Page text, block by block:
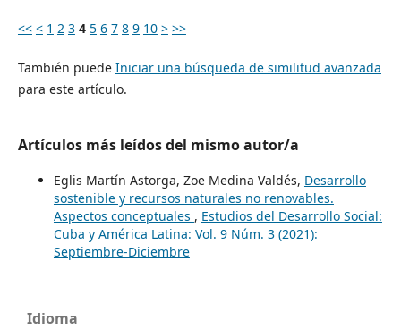
<< < 1 2 3 4 5 6 7 8 9 10 > >>
También puede Iniciar una búsqueda de similitud avanzada
para este artículo.
Artículos más leídos del mismo autor/a
Eglis Martín Astorga, Zoe Medina Valdés, Desarrollo
sostenible y recursos naturales no renovables.
Aspectos conceptuales , Estudios del Desarrollo Social:
Cuba y América Latina: Vol. 9 Núm. 3 (2021):
Septiembre-Diciembre
Idioma